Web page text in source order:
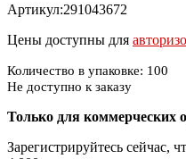
Артикул:291043672
Цены доступны для
Количество в упаковке: 100
Не доступно к заказу
Только для коммерческих
Зарегистрируйтесь сейчас,